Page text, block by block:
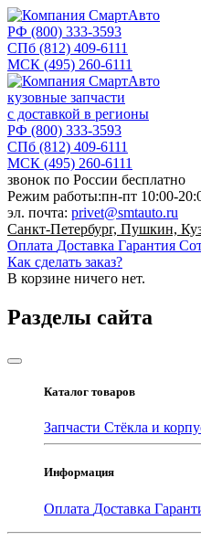
РФ (800) 333-3593
СПб (812) 409-6111
МСК (495) 260-6111
кузовные запчасти
с доставкой в регионы
РФ (800) 333-3593
СПб (812) 409-6111
МСК (495) 260-6111
звонок по России бесплатно
Режим работы:пн-пт 10:00-
эл. почта: privet@smtauto.ru
Санкт-Петербург, Пушкин,
Оплата Доставка Гарантия
Как сделать заказ?
В корзине ничего нет.
Разделы сайта
Каталог товаров
Запчасти Стёкла и
Информация
Оплата Доставка